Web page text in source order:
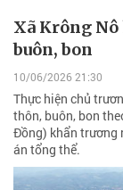
Xã Krông
buôn, bon
10/06/2026 21:30
Thực hiện chủ
thôn, buôn, bon
Đồng) khẩn trương
án tổng thể.